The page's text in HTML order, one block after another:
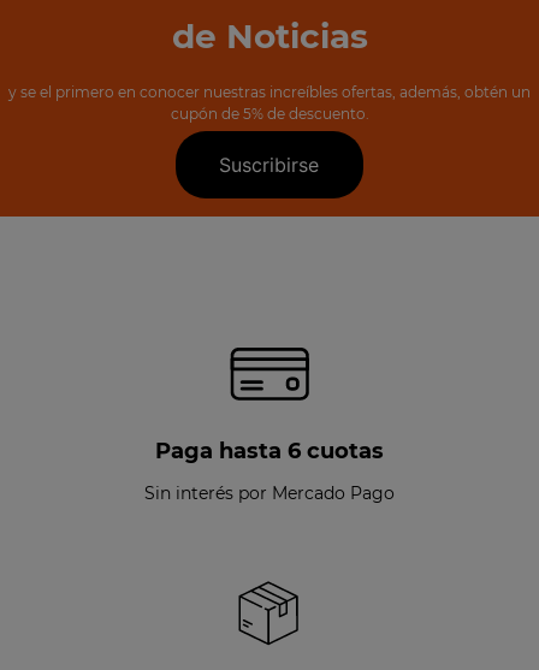
de Noticias
y se el primero en conocer nuestras increíbles ofertas, además, obtén un
cupón de 5% de descuento.
Suscribirse
Paga hasta 6 cuotas
Sin interés por Mercado Pago